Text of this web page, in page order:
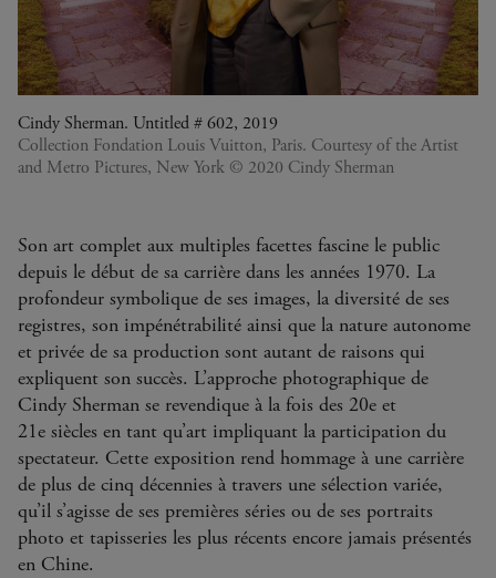
Cindy Sherman. Untitled # 602, 2019
Collection Fondation Louis Vuitton, Paris. Courtesy of the Artist
and Metro Pictures, New York © 2020 Cindy Sherman
Son art complet aux multiples facettes fascine le public
depuis le début de sa carrière dans les années 1970. La
profondeur symbolique de ses images, la diversité de ses
registres, son impénétrabilité ainsi que la nature autonome
et privée de sa production sont autant de raisons qui
expliquent son succès. L’approche photographique de
Cindy Sherman se revendique à la fois des 20e et
21e siècles en tant qu’art impliquant la participation du
spectateur. Cette exposition rend hommage à une carrière
de plus de cinq décennies à travers une sélection variée,
qu’il s’agisse de ses premières séries ou de ses portraits
photo et tapisseries les plus récents encore jamais présentés
en Chine.